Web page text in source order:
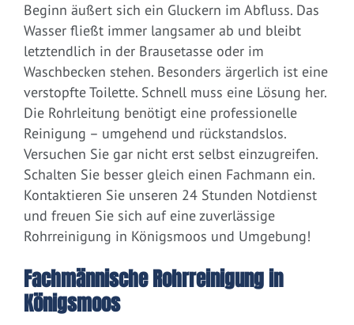
Beginn äußert sich ein Gluckern im Abfluss. Das
Wasser fließt immer langsamer ab und bleibt
letztendlich in der Brausetasse oder im
Waschbecken stehen. Besonders ärgerlich ist eine
verstopfte Toilette. Schnell muss eine Lösung her.
Die Rohrleitung benötigt eine professionelle
Reinigung – umgehend und rückstandslos.
Versuchen Sie gar nicht erst selbst einzugreifen.
Schalten Sie besser gleich einen Fachmann ein.
Kontaktieren Sie unseren 24 Stunden Notdienst
und freuen Sie sich auf eine zuverlässige
Rohrreinigung in Königsmoos und Umgebung!
Fachmännische Rohrreinigung in
Königsmoos